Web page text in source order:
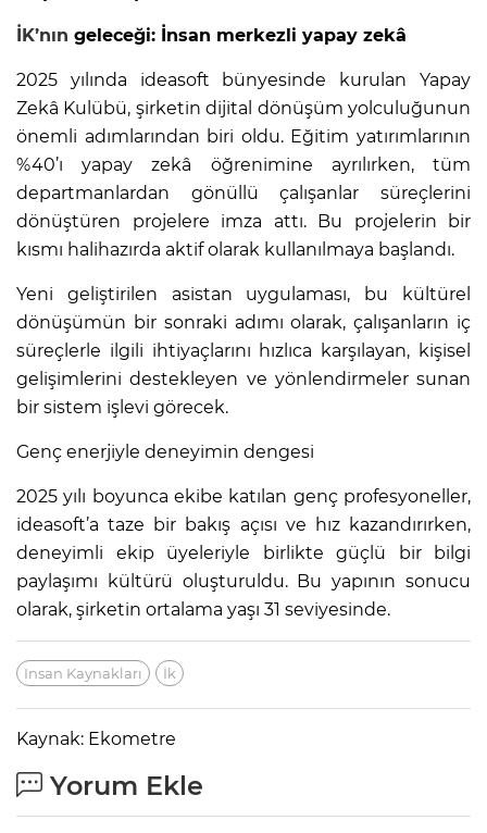
İK’nın geleceği: İnsan merkezli yapay zekâ
2025 yılında ideasoft bünyesinde kurulan Yapay
Zekâ Kulübü, şirketin dijital dönüşüm yolculuğunun
önemli adımlarından biri oldu. Eğitim yatırımlarının
%40’ı yapay zekâ öğrenimine ayrılırken, tüm
departmanlardan gönüllü çalışanlar süreçlerini
dönüştüren projelere imza attı. Bu projelerin bir
kısmı halihazırda aktif olarak kullanılmaya başlandı.
Yeni geliştirilen asistan uygulaması, bu kültürel
dönüşümün bir sonraki adımı olarak, çalışanların iç
süreçlerle ilgili ihtiyaçlarını hızlıca karşılayan, kişisel
gelişimlerini destekleyen ve yönlendirmeler sunan
bir sistem işlevi görecek.
Genç enerjiyle deneyimin dengesi
2025 yılı boyunca ekibe katılan genç profesyoneller,
ideasoft’a taze bir bakış açısı ve hız kazandırırken,
deneyimli ekip üyeleriyle birlikte güçlü bir bilgi
paylaşımı kültürü oluşturuldu. Bu yapının sonucu
olarak, şirketin ortalama yaşı 31 seviyesinde.
Insan Kaynakları İk
Kaynak: Ekometre
Yorum Ekle